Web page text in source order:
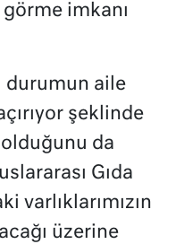
görme imkanı
durumun aile
şeklinde
da
Gıda
varlıklarımızın
üzerine